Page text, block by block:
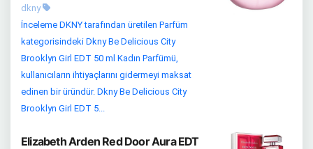
dkny
İnceleme DKNY tarafından üretilen Parfüm
kategorisindeki Dkny Be Delicious City
Brooklyn Girl EDT 50 ml Kadın Parfümü,
kullanıcıların ihtiyaçlarını gidermeyi maksat
edinen bir üründür. Dkny Be Delicious City
Brooklyn Girl EDT 5...
Elizabeth Arden Red Door Aura EDT